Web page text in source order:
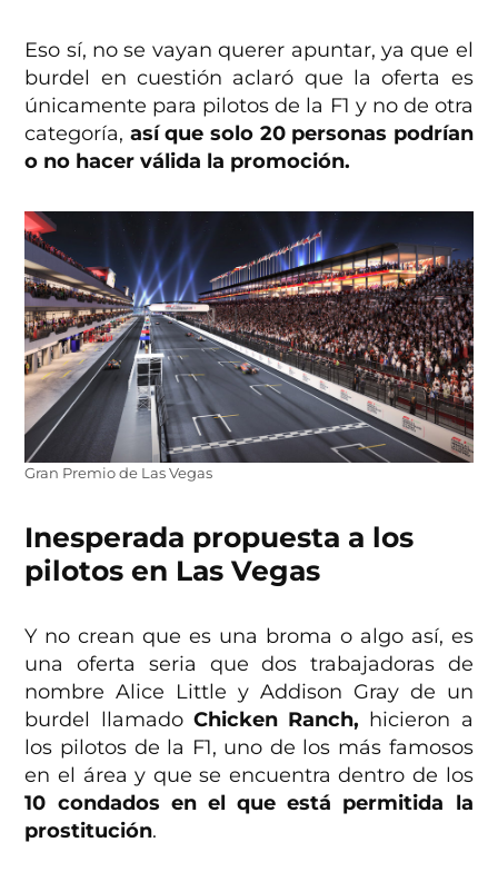
Eso sí, no se vayan querer apuntar, ya que el
burdel en cuestión aclaró que la oferta es
únicamente para pilotos de la F1 y no de otra
categoría, así que solo 20 personas podrían
o no hacer válida la promoción.
Gran Premio de Las Vegas
Inesperada propuesta a los
pilotos en Las Vegas
Y no crean que es una broma o algo así, es
una oferta seria que dos trabajadoras de
nombre Alice Little y Addison Gray de un
burdel llamado Chicken Ranch, hicieron a
los pilotos de la F1, uno de los más famosos
en el área y que se encuentra dentro de los
10 condados en el que está permitida la
prostitución.